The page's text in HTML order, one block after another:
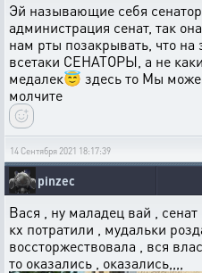
Эй называющие себя
администрация сенат, так
нам рты позакрывать, что
всетаки СЕНАТОРЫ, а не
медалек😇 здесь то Мы
молчите
14 Сентября 2021 18:17:39
pinzec
Вася , ну маладец вай ,
кх потратили , мудальки
воссторжествовала , вся
то оказались , оказались,,,,